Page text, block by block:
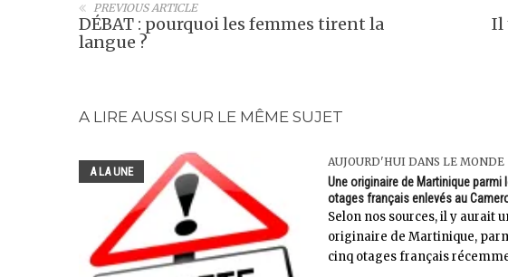
Il
PREVIOUS ARTICLE
DÉBAT : pourquoi les femmes tirent la
langue ?
A LIRE AUSSI SUR LE MÊME SUJET
A LA UNE
AUJOURD'HUI DANS LE MONDE
Une originaire de Martinique parmi
otages français enlevés au
Selon nos sources, il y aurait
originaire de Martinique,
cinq otages français